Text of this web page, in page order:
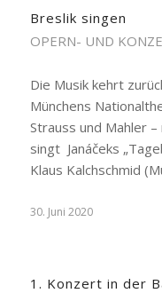
Breslik singen
OPERN- UND
Die Musik kehrt
Münchens
Strauss und Mahler –
singt Janáčeks
Klaus Kalchschmid
30. Juni 2020
1. Konzert in der